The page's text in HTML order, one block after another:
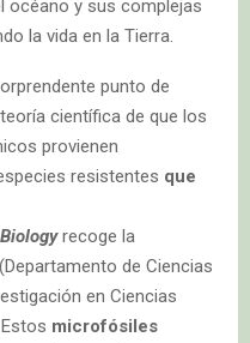
océano y sus complejas
la vida en la Tierra.
punto de
teoría científica de que los
provienen
resistentes que
recoge la
de Ciencias
en Ciencias
Estos microfósiles